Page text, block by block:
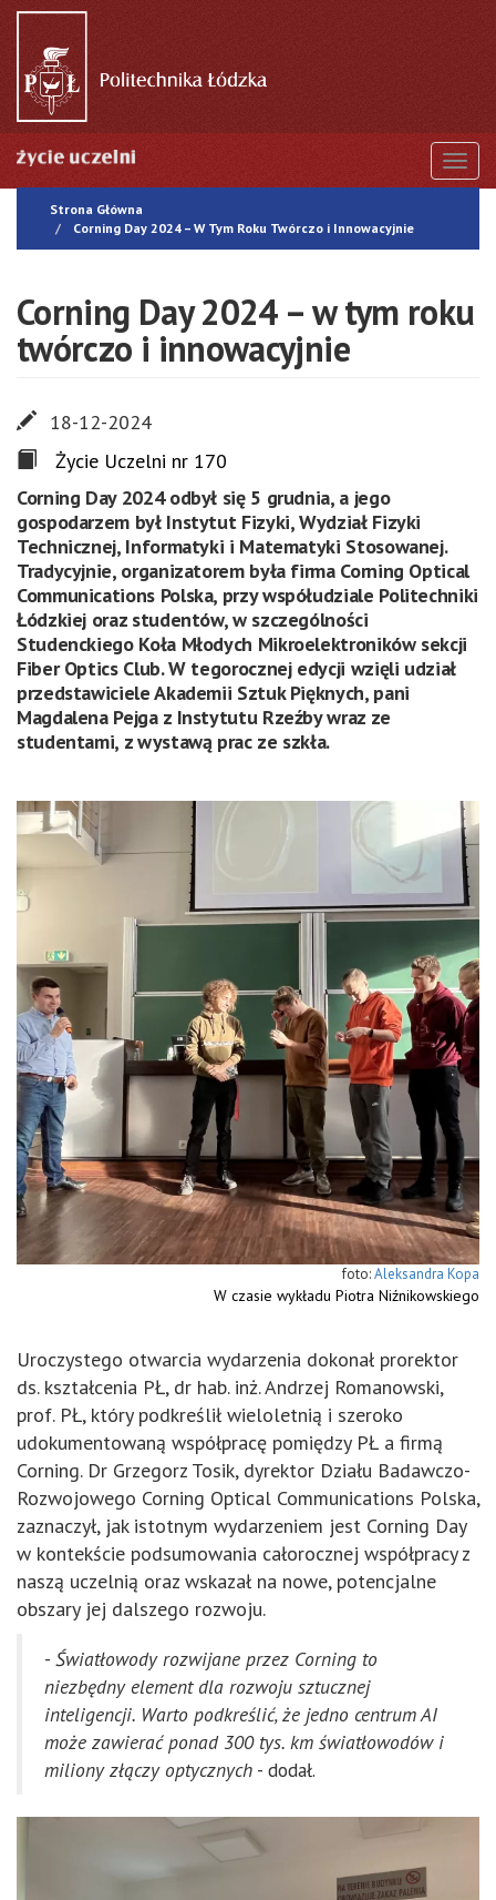
Przejdź
treści
Strona Główna
Corning Day 2024 – W Tym Roku Twórczo i Innowacyjnie
Corning Day 2024 – w tym roku
twórczo i innowacyjnie
18-12-2024
Życie Uczelni nr 170
Corning Day 2024 odbył się 5 grudnia, a jego
gospodarzem był Instytut Fizyki, Wydział Fizyki
Technicznej, Informatyki i Matematyki Stosowanej.
Tradycyjnie, organizatorem była firma Corning Optical
Communications Polska, przy współudziale Politechniki
Łódzkiej oraz studentów, w szczególności
Studenckiego Koła Młodych Mikroelektroników sekcji
Fiber Optics Club. W tegorocznej edycji wzięli udział
przedstawiciele Akademii Sztuk Pięknych, pani
Magdalena Pejga z Instytutu Rzeźby wraz ze
studentami, z wystawą prac ze szkła.
Aleksandra Kopa
W czasie wykładu Piotra Niźnikowskiego
Uroczystego otwarcia wydarzenia dokonał prorektor
ds. kształcenia PŁ, dr hab. inż. Andrzej Romanowski,
prof. PŁ, który podkreślił wieloletnią i szeroko
udokumentowaną współpracę pomiędzy PŁ a firmą
Corning. Dr Grzegorz Tosik, dyrektor Działu Badawczo-
Rozwojowego Corning Optical Communications Polska,
zaznaczył, jak istotnym wydarzeniem jest Corning Day
w kontekście podsumowania całorocznej współpracy z
naszą uczelnią oraz wskazał na nowe, potencjalne
obszary jej dalszego rozwoju.
- Światłowody rozwijane przez Corning to
niezbędny element dla rozwoju sztucznej
inteligencji. Warto podkreślić, że jedno centrum AI
może zawierać ponad 300 tys. km światłowodów i
miliony złączy optycznych - dodał.